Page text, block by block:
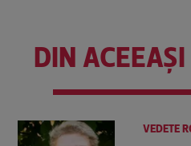
DIN
VEDETE